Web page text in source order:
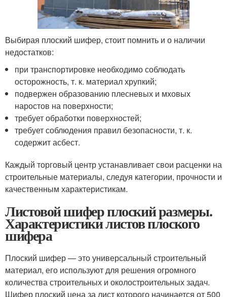
Выбирая плоский шифер, стоит помнить и о наличии
недостатков:
при транспортировке необходимо соблюдать
осторожность, т. к. материал хрупкий;
подвержен образованию плесневых и мховых
наростов на поверхности;
требует обработки поверхностей;
требует соблюдения правил безопасности, т. к.
содержит асбест.
Каждый торговый центр устанавливает свои расценки на
строительные материалы, следуя категории, прочности и
качественным характеристикам.
Листовой шифер плоский размеры.
Характеристики листов плоского
шифера
Плоский шифер — это универсальный строительный
материал, его используют для решения огромного
количества строительных и околостроительных задач.
Шифер плоский цена за лист которого начинается от 500